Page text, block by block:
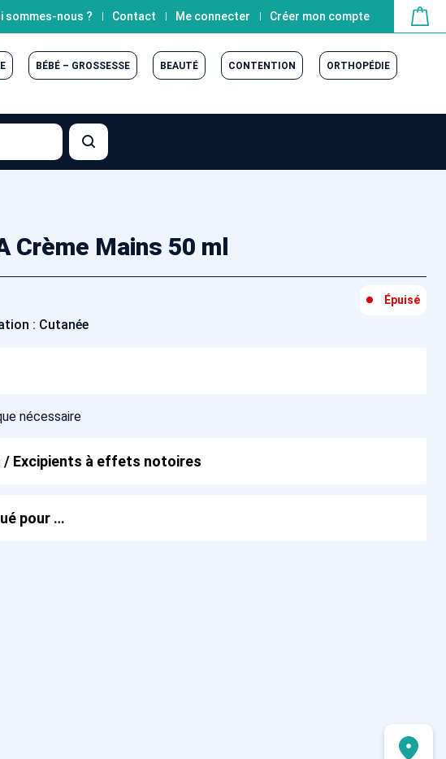
sommes-nous ? Contact Me connecter Créer mon compte
BÉBÉ – GROSSESSE BEAUTÉ CONTENTION ORTHOPÉDIE
Crème Mains 50 ml
Épuisé
: Cutanée
nécessaire
/ Excipients à effets notoires
pour …